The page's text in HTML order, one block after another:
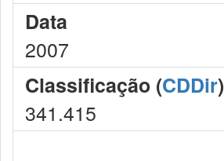
Data
2007
Classificação (CDDir)
341.415